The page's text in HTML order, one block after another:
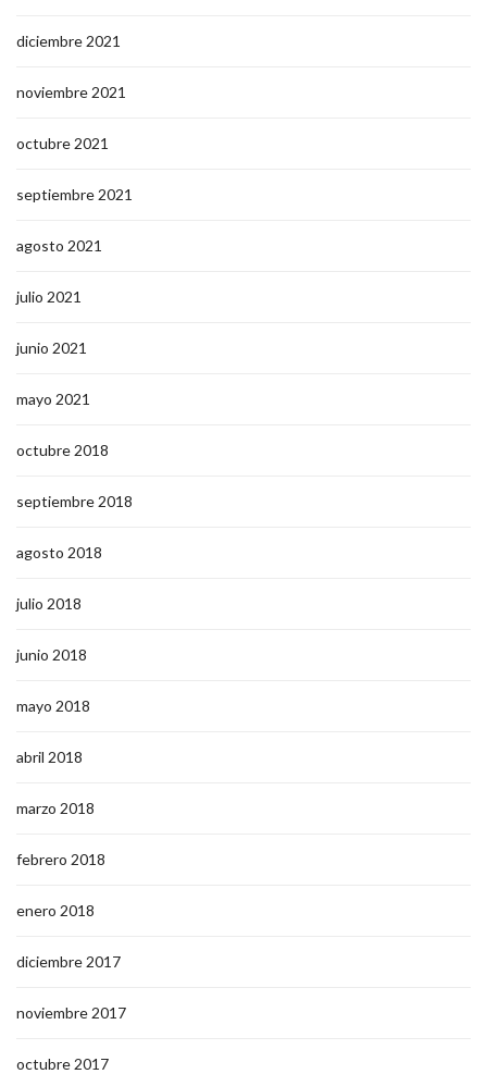
diciembre 2021
noviembre 2021
octubre 2021
septiembre 2021
agosto 2021
julio 2021
junio 2021
mayo 2021
octubre 2018
septiembre 2018
agosto 2018
julio 2018
junio 2018
mayo 2018
abril 2018
marzo 2018
febrero 2018
enero 2018
diciembre 2017
noviembre 2017
octubre 2017